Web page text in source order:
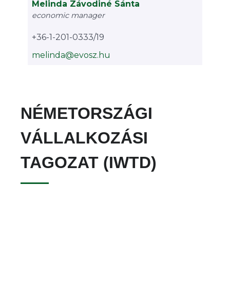
Melinda Závodiné Sánta
economic manager
+36-1-201-0333/19
melinda@evosz.hu
NÉMETORSZÁGI
VÁLLALKOZÁSI
TAGOZAT (IWTD)